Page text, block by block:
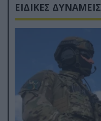
ΕΙΔΙΚΕΣ ΔΥΝΑΜΕΙΣ